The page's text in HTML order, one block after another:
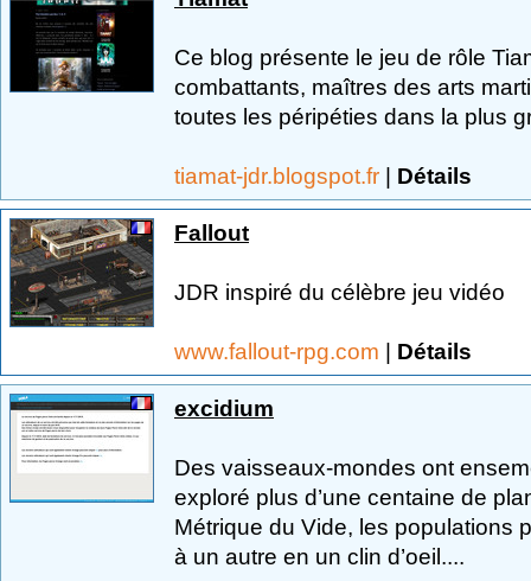
Ce blog présente le jeu de rôle
combattants, maîtres des arts
toutes les péripéties dans la plus
tiamat-jdr.blogspot.fr | Détails
Fallout
JDR inspiré du célèbre jeu vidéo
www.fallout-rpg.com | Détails
excidium
Des vaisseaux-mondes ont
exploré plus d’une centaine de
Métrique du Vide, les populations
à un autre en un clin d’oeil....